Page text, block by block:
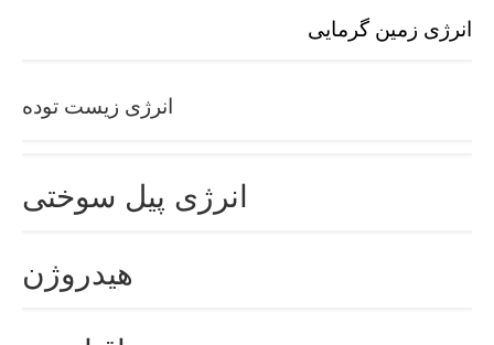
انرژی زمین گرمایی
انرژی زیست توده
انرژی پیل سوختی
هیدروژن